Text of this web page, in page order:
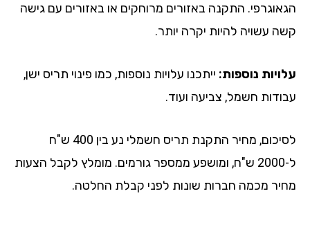
התקנה באזורים מרוחקים או באזורים עם גישה
עשויה להיות יקרה יותר.
נוספות:ייתכנו עלויות נוספות, כמו פינוי תריס ישן,
חשמל, צביעה ועוד.
לסיכום, מחיר התקנת תריס חשמלי נע בין 400 ש"ח
ל-2000 ש"ח, ומושפע ממספר גורמים. מומלץ לקבל הצעות
מכמה חברות שונות לפני קבלת החלטה.